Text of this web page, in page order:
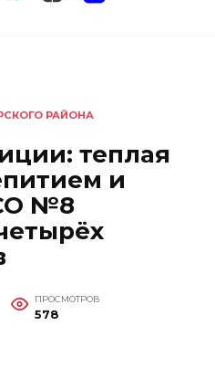
РАЙОНА
теплая
и
№8
ПРОСМОТРОВ
578